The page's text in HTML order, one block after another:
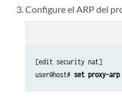
Configure el ARP del
[edit security nat]
user@host# set proxy-